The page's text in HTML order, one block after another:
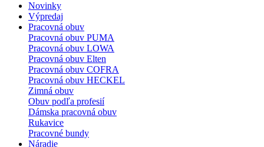
Novinky
Výpredaj
Pracovná obuv
Pracovná obuv PUMA
Pracovná obuv LOWA
Pracovná obuv Elten
Pracovná obuv COFRA
Pracovná obuv HECKEL
Zimná obuv
Obuv podľa profesií
Dámska pracovná obuv
Rukavice
Pracovné bundy
Náradie